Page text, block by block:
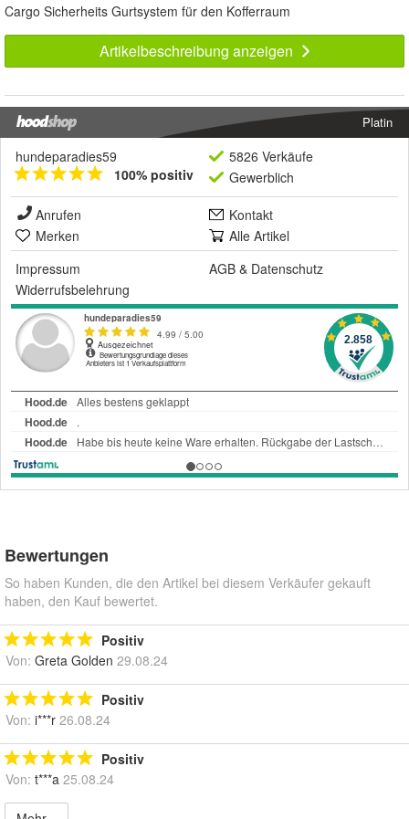
Cargo Sicherheits Gurtsystem für den Kofferraum
Artikelbeschreibung anzeigen
Platin
hundeparadies59
100% positiv
5826 Verkäufe
Gewerblich
Anrufen
Kontakt
Merken
Alle Artikel
Impressum
AGB & Datenschutz
Widerrufsbelehrung
Bewertungen
So haben Kunden, die den Artikel bei diesem Verkäufer gekauft
haben, den Kauf bewertet.
Positiv
Von: Greta Golden 29.08.24
Positiv
Von: i***r 26.08.24
Positiv
Von: t***a 25.08.24